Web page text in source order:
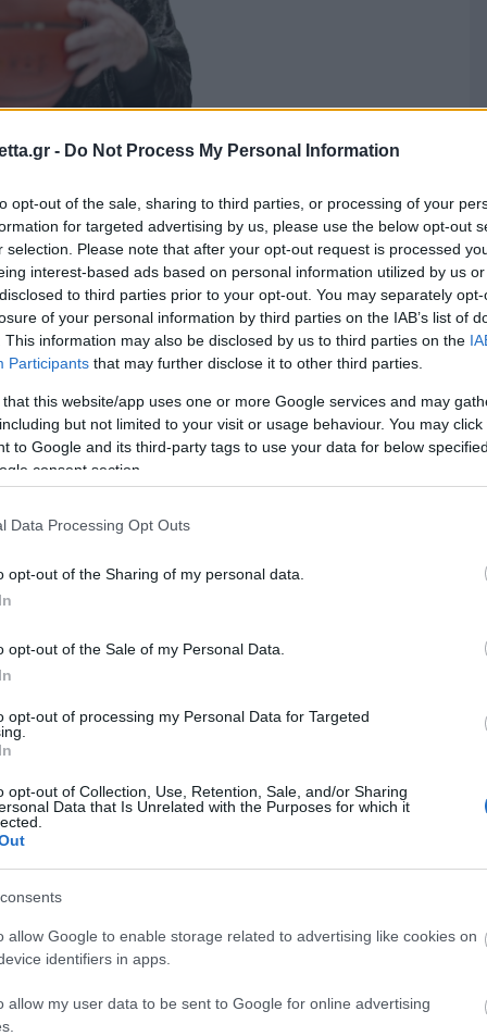
- Do Not Process My Personal Information
opt-out of the sale, sharing to third parties, or processing of your
for targeted advertising by us, please use the below opt-out
selection. Please note that after your opt-out request is processed
interest-based ads based on personal information utilized by us
to third parties prior to your opt-out. You may separately
of your personal information by third parties on the IAB’s list of
This information may also be disclosed by us to third parties on the
Participants that may further disclose it to other third parties.
that this website/app uses one or more Google services and may
but not limited to your visit or usage behaviour. You may
to Google and its third-party tags to use your data for below
consent section.
Data Processing Opt Outs
opt-out of the Sharing of my personal data.
opt-out of the Sale of my Personal Data.
opt-out of processing my Personal Data for Targeted
opt-out of Collection, Use, Retention, Sale, and/or Sharing
Data that Is Unrelated with the Purposes for which it
allow Google to enable storage related to advertising like cookies on
identifiers in apps.
allow my user data to be sent to Google for online advertising
άρθρα στα αποτελέσματα αναζήτησης.
του gazzetta.gr στην Google
. Αφιέρωσέ τα
θα χάρεις και θα πάρεις δωρεάν μαθήματα
ήταν η πρώτη μας αρχηγός.
η πρώτη μας
με αρχηγό την Δήμητρα Ζαπονίδου (έβαλε και 14